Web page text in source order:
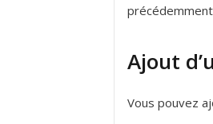
Ajout
Vous pouvez